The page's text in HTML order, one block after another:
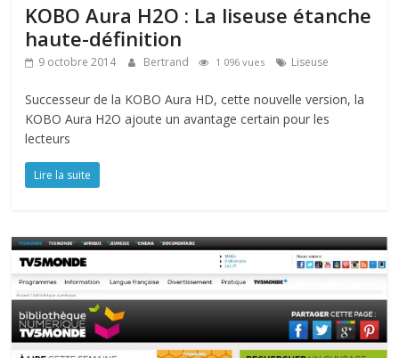
KOBO Aura H2O : La liseuse étanche
haute-définition
9 octobre 2014 Bertrand 1 096 vues Liseuse
Successeur de la KOBO Aura HD, cette nouvelle version, la
KOBO Aura H2O ajoute un avantage certain pour les
lecteurs
Lire la suite